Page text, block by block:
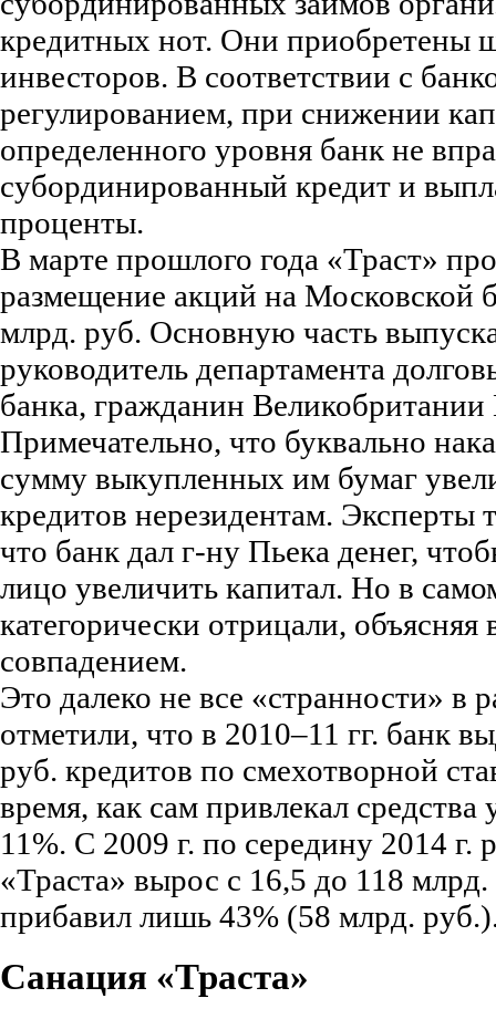
кредитных нот. Они приобретены
инвесторов. В соответствии с
регулированием, при снижении
определенного уровня банк не
субординированный кредит и
проценты.
В марте прошлого года «Траст»
размещение акций на Московской
млрд. руб. Основную часть
руководитель департамента
банка, гражданин
Примечательно, что буквально
сумму выкупленных им бумаг
кредитов нерезидентам. Эксперты
что банк дал г-ну Пьека денег,
лицо увеличить капитал. Но в
категорически отрицали, объясняя
совпадением.
Это далеко не все «странности» в
отметили, что в 2010–11 гг. банк
руб. кредитов по смехотворной
время, как сам привлекал средства
11%. С 2009 г. по середину 2014 г.
«Траста» вырос с 16,5 до 118
прибавил лишь 43% (58 млрд.
Санация «Траста»